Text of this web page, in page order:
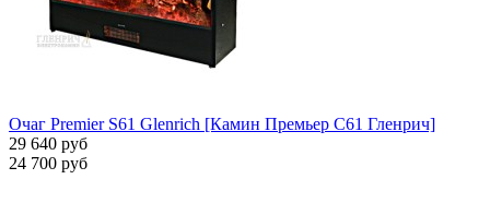
Очаг Premier S61 Glenrich [Камин Премьер С61 Гленрич]
29 640 руб
24 700 руб